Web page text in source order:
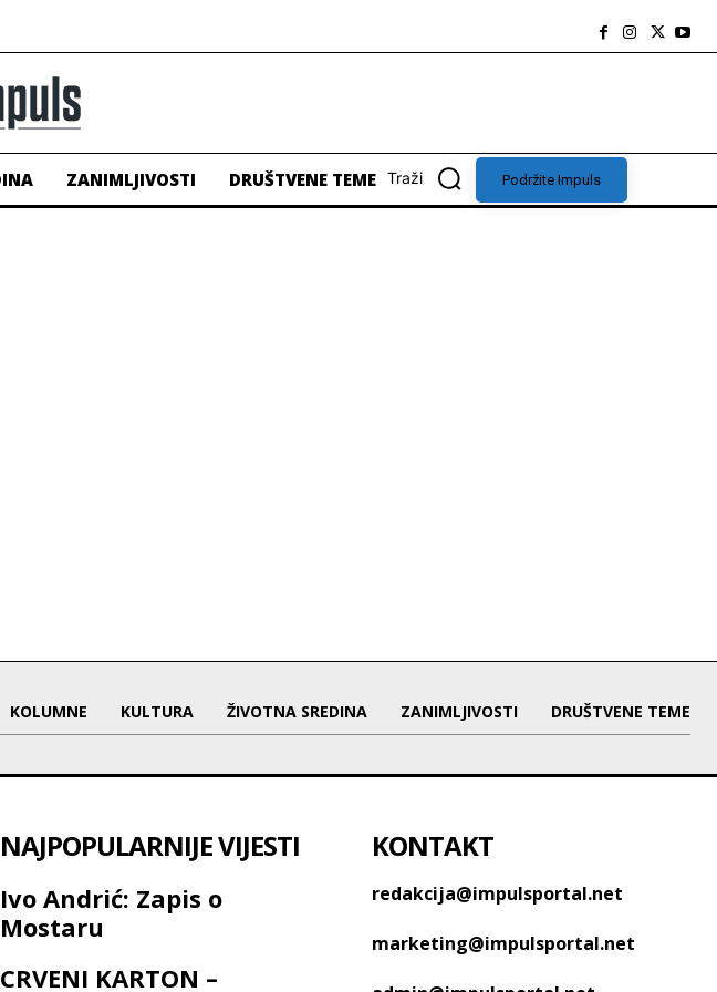
ZANIMLJIVOSTI DRUŠTVENE TEME Traži Podržite Impuls
KOLUMNE KULTURA ŽIVOTNA SREDINA ZANIMLJIVOSTI DRUŠTVENE TEME
NAJPOPULARNIJE VIJESTI
Ivo Andrić: Zapis o
Mostaru
CRVENI KARTON –
KONTAKT
redakcija@impulsportal.net
marketing@impulsportal.net